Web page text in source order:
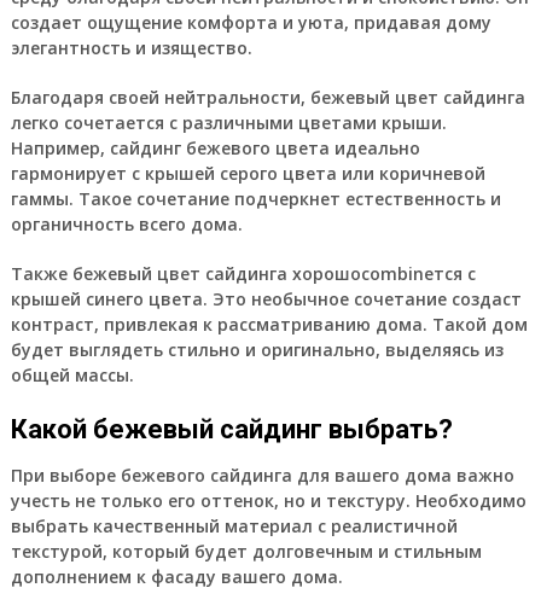
создает ощущение комфорта и уюта, придавая дому
элегантность и изящество.
Благодаря своей нейтральности, бежевый цвет сайдинга
легко сочетается с различными цветами крыши.
Например, сайдинг бежевого цвета идеально
гармонирует с крышей серого цвета или коричневой
гаммы. Такое сочетание подчеркнет естественность и
органичность всего дома.
Также бежевый цвет сайдинга хорошоcombineтся с
крышей синего цвета. Это необычное сочетание создаст
контраст, привлекая к рассматриванию дома. Такой дом
будет выглядеть стильно и оригинально, выделяясь из
общей массы.
Какой бежевый сайдинг выбрать?
При выборе бежевого сайдинга для вашего дома важно
учесть не только его оттенок, но и текстуру. Необходимо
выбрать качественный материал с реалистичной
текстурой, который будет долговечным и стильным
дополнением к фасаду вашего дома.